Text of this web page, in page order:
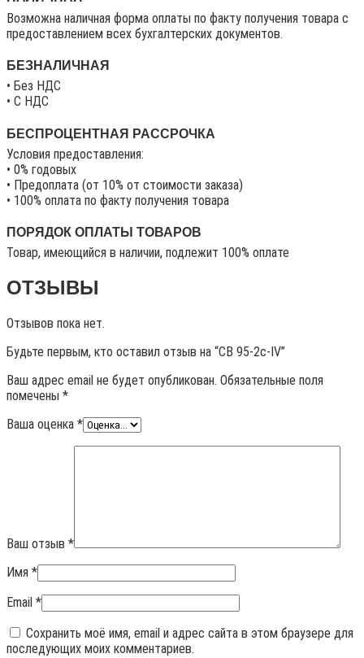
Возможна наличная форма оплаты по факту получения товара с
предоставлением всех бухгалтерских документов.
БЕЗНАЛИЧНАЯ
• Без НДС
• C НДС
БЕСПРОЦЕНТНАЯ РАССРОЧКА
Условия предоставления:
• 0% годовых
• Предоплата (от 10% от стоимости заказа)
• 100% оплата по факту получения товара
ПОРЯДОК ОПЛАТЫ ТОВАРОВ
Товар, имеющийся в наличии, подлежит 100% оплате
ОТЗЫВЫ
Отзывов пока нет.
Будьте первым, кто оставил отзыв на “СВ 95-2c-IV”
Ваш адрес email не будет опубликован. Обязательные поля
помечены *
Ваша оценка *
Ваш отзыв *
Имя *
Email *
Сохранить моё имя, email и адрес сайта в этом браузере для
последующих моих комментариев.